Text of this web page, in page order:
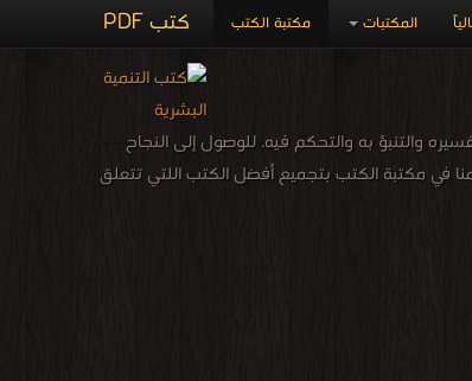
كتب PDF مكتبة الكتب المكتبات
والتنبؤ به والتحكم فيه. للوصول إلى النجاح
في مكتبة الكتب بتجميع أفضل الكتب اللتي تتعلق